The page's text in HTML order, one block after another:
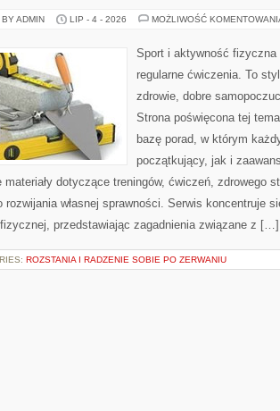
ADMIN LIP - 4 - 2026 MOŻLIWOŚĆ
Sport i aktywność
regularne ćwiczenia. To
zdrowie, dobre
Strona poświęcona tej
bazę porad, w którym
początkujący, jak i
materiały dotyczące treningów, ćwiczeń, zdrowego
rozwijania własnej sprawności. Serwis koncentruje
przedstawiając zagadnienia związane z […]
ROZSTANIA I RADZENIE SOBIE PO ZERWANIU